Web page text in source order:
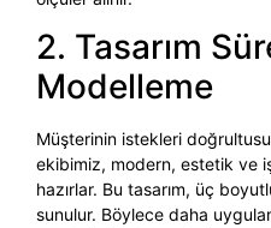
2. Tasarım
Modelleme
Müşterinin istekleri
ekibimiz, modern, estetik ve
hazırlar. Bu tasarım, üç
sunulur. Böylece daha